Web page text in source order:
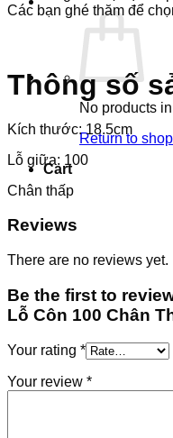
No products
Return to shop
Cart
Các bạn ghé thăm để
Thông số
Kích thước: 18.5cm
Lỗ giữa: 100
Chân thấp
Reviews
There are no reviews yet.
Be the first to
Lỗ Côn 100 Chân
Your rating *
Your review *